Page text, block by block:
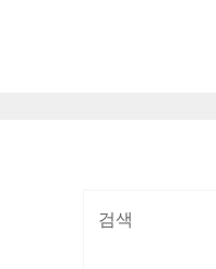
검색